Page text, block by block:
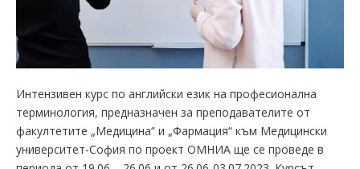
Интензивен курс по английски език на професионална
терминология, предназначен за преподавателите от
факултетите „Медицина“ и „Фармация“ към Медицински
университет-София по проект ОМНИА ще се проведе в